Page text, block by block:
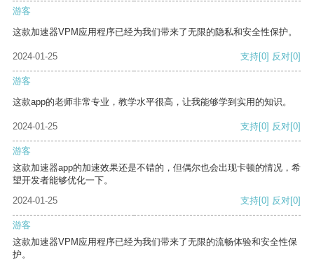
游客
这款加速器VPM应用程序已经为我们带来了无限的隐私和安全性保护。
2024-01-25 支持[0] 反对[0]
游客
这款app的老师非常专业，教学水平很高，让我能够学到实用的知识。
2024-01-25 支持[0] 反对[0]
游客
这款加速器app的加速效果还是不错的，但偶尔也会出现卡顿的情况，希
望开发者能够优化一下。
2024-01-25
支持[0] 反对[0]
游客
这款加速器VPM应用程序已经为我们带来了无限的流畅体验和安全性保
护。